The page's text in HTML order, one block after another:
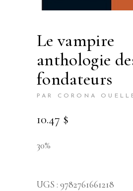
le vampire
anthologie
fondateurs
PAR CORONA
10.47 $
30%
UGS : 9782761661218